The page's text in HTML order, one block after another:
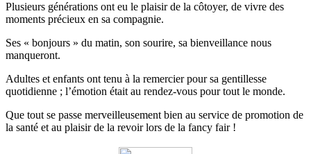
Plusieurs générations ont eu le plaisir de la côtoyer, de vivre des
moments précieux en sa compagnie.
Ses « bonjours » du matin, son sourire, sa bienveillance nous
manqueront.
Adultes et enfants ont tenu à la remercier pour sa gentillesse
quotidienne ; l’émotion était au rendez-vous pour tout le monde.
Que tout se passe merveilleusement bien au service de promotion de
la santé et au plaisir de la revoir lors de la fancy fair !